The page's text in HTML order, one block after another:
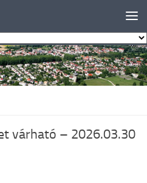
várható – 2026.03.30